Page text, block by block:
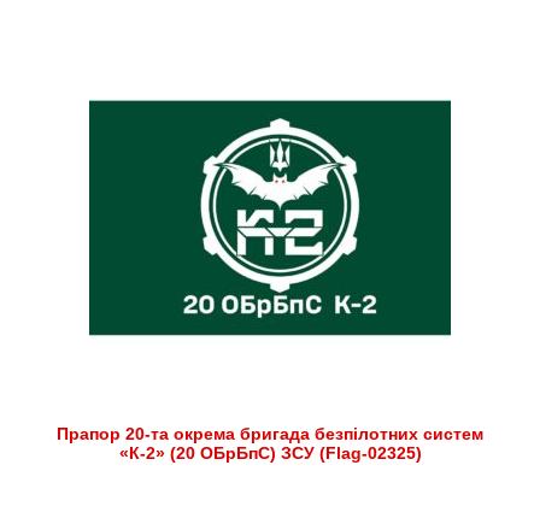
Прапор 20-та окрема бригада безпілотних систем
«К-2» (20 ОБрБпС) ЗСУ (Flag-02325)